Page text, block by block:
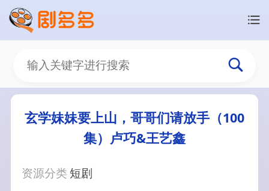
玄学妹妹要上山，哥哥们请放手（100
集）卢巧&王艺鑫
资源分类 短剧